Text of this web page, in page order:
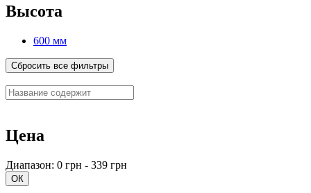
Высота
600 мм
Сбросить все фильтры
Цена
Диапазон: 0 грн - 339 грн
ОК